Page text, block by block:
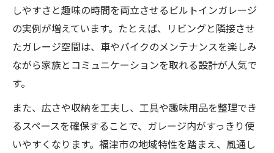
しやすさと趣味の時間を両立させるビルトインガレージ
の実例が増えています。たとえば、リビングと隣接させ
たガレージ空間は、車やバイクのメンテナンスを楽しみ
ながら家族とコミュニケーションを取れる設計が人気で
す。
また、広さや収納を工夫し、工具や趣味用品を整理でき
るスペースを確保することで、ガレージ内がすっきり使
いやすくなります。福津市の地域特性を踏まえ、風通し